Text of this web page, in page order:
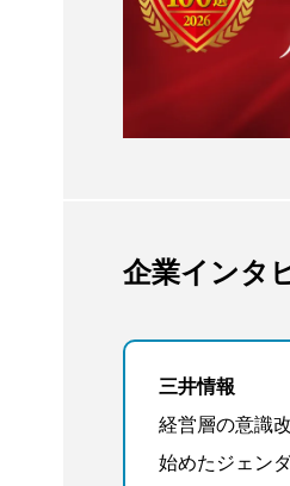
企業インタ
三井情報
経営層の意識
始めたジェン